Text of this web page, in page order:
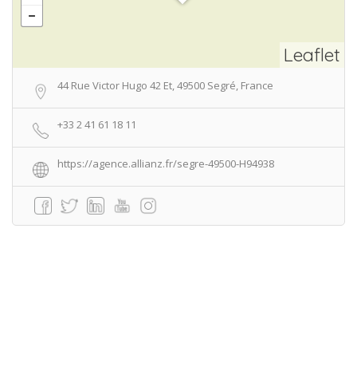
Leaflet
44 Rue Victor Hugo 42 Et, 49500 Segré, France
+33 2 41 61 18 11
https://agence.allianz.fr/segre-49500-H94938